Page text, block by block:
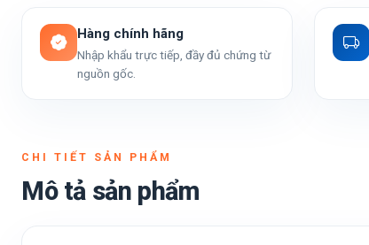
Hàng chính hãng
Nhập khẩu trực tiếp, đầy đủ chứng từ
nguồn gốc.
CHI TIẾT SẢN PHẨM
Mô tả sản phẩm